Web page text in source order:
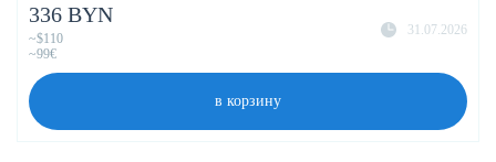
31.07.2026
336 BYN
~$110
~99€
в корзину